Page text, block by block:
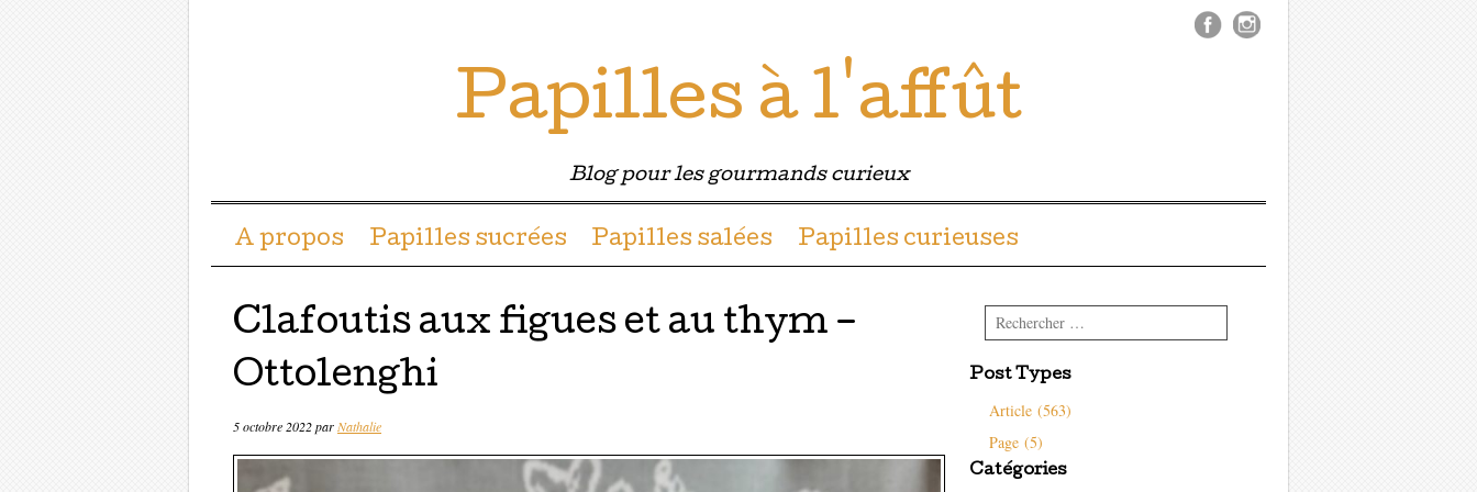
Papilles à l'affût
Blog pour les gourmands curieux
Menu ☰
Passer directement au contenu
A propos Papilles sucrées Papilles salées Papilles curieuses
Clafoutis aux figues et au thym –
Ottolenghi
5 octobre 2022parNathalie
Rechercher
Post Types
Article (563)
Page (5)
Catégories